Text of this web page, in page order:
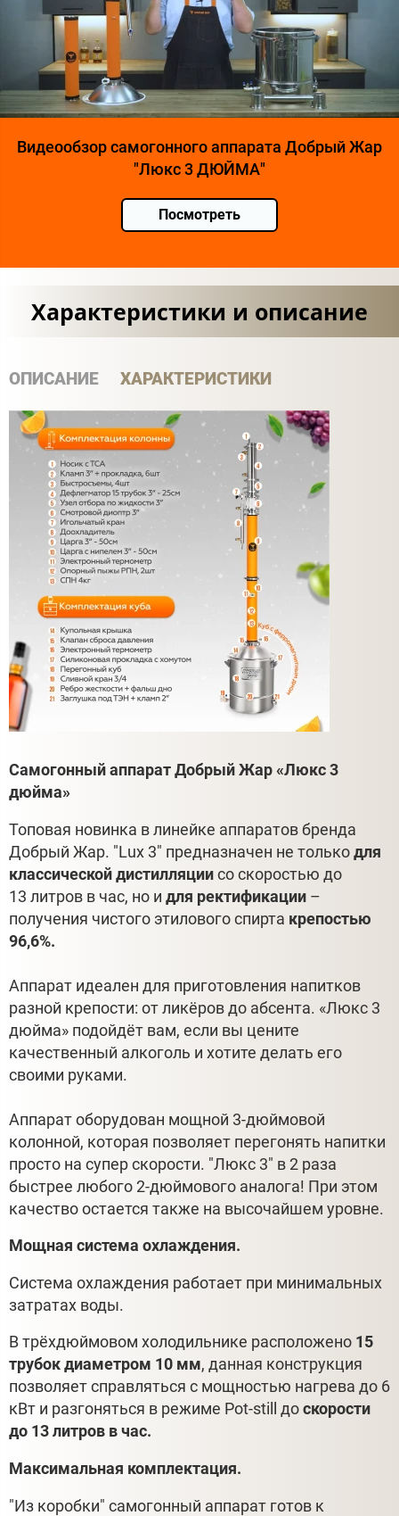
Видеообзор самогонного аппарата Добрый Жар
"Люкс 3 ДЮЙМА"
Посмотреть
Характеристики и описание
ОПИСАНИЕ ХАРАКТЕРИСТИКИ
Самогонный аппарат Добрый Жар «Люкс 3
дюйма»
Топовая новинка в линейке аппаратов бренда
Добрый Жар. "Lux 3" предназначен не толькодля
классической дистилляциисо скоростью до
13 литров в час, но и для ректификации –
получения чистого этилового спирта крепостью
96,6%.
Аппарат идеален для приготовления напитков
разной крепости: от ликёров до абсента. «Люкс 3
дюйма» подойдёт вам, если вы цените
качественный алкоголь и хотите делать его
своими руками.
Аппарат оборудован мощной 3-дюймовой
колонной, которая позволяет перегонять напитки
просто на супер скорости. "Люкс 3" в 2 раза
быстрее любого 2-дюймового аналога! При этом
качество остается также на высочайшем уровне.
Мощная система охлаждения.
Cистема охлаждения работает при минимальных
затратах воды.
В трёхдюймовом холодильнике расположено 15
трубок диаметром 10 мм, данная конструкция
позволяет справляться с мощностью нагрева до 6
кВт и разгоняться в режиме Pot-still доскорости
до 13 литров в час.
Максимальная комплектация.
"Из коробки" самогонный аппарат готов к